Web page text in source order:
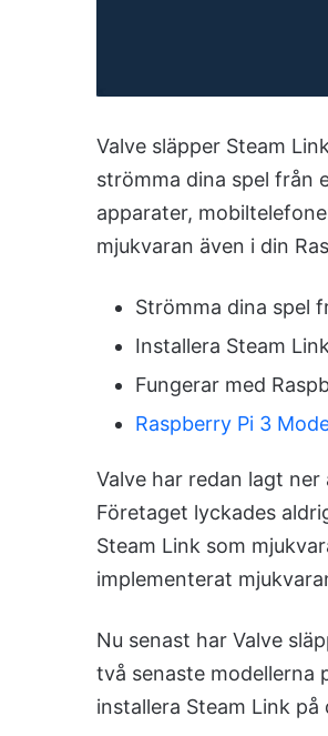
Valve släpper Steam
strömma dina spel från
apparater,
mjukvaran även i din
Strömma dina spel
Installera Steam
Fungerar med
Raspberry Pi 3
Valve har redan lagt
Företaget lyckades
Steam Link som
implementerat
Nu senast har Valve
två senaste modellerna
installera Steam Link